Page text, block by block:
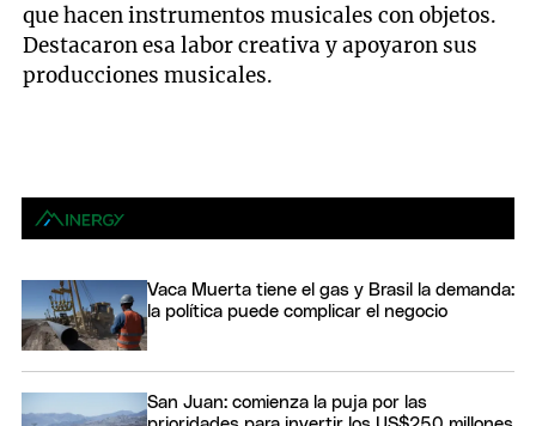
que hacen instrumentos musicales con objetos.
Destacaron esa labor creativa y apoyaron sus
producciones musicales.
Vaca Muerta tiene el gas y Brasil la demanda:
la política puede complicar el negocio
San Juan: comienza la puja por las